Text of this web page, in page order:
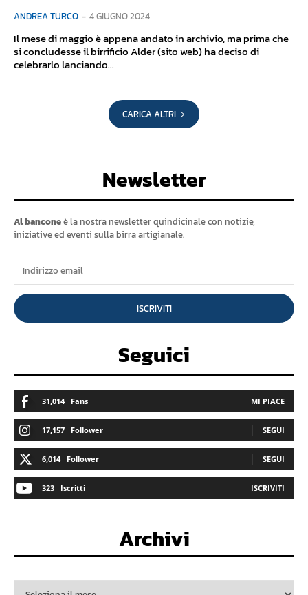
ANDREA TURCO - 4 GIUGNO 2024
Il mese di maggio è appena andato in archivio, ma prima che
si concludesse il birrificio Alder (sito web) ha deciso di
celebrarlo lanciando...
CARICA ALTRI
Newsletter
Al banconeè la nostra newsletter quindicinale con notizie,
iniziative ed eventi sulla birra artigianale.
ISCRIVITI
Seguici
31,014 Fans MI PIACE
17,157 Follower SEGUI
6,014 Follower SEGUI
323 Iscritti ISCRIVITI
Archivi